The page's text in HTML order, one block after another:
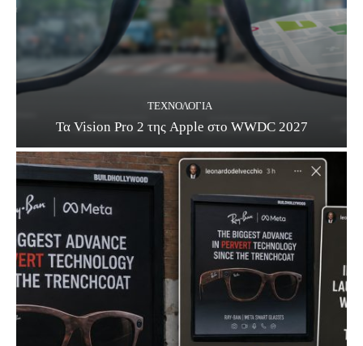
ΤΕΧΝΟΛΟΓΊΑ
Τα Vision Pro 2 της Apple στο WWDC 2027